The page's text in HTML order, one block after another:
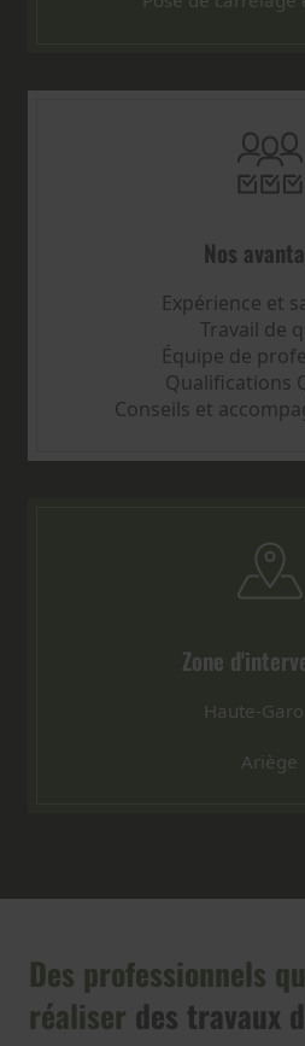
Nos
Expérience et
Travail de
Équipe de
Qualifications
Conseils et
Zone
Haute-
Ariège
Des professionnels
réaliser des travaux